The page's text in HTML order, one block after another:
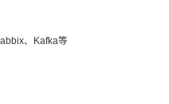
、Kafka等